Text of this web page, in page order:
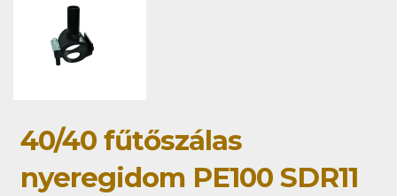
40/40 fűtőszálas
nyeregidom PE100 SDR11